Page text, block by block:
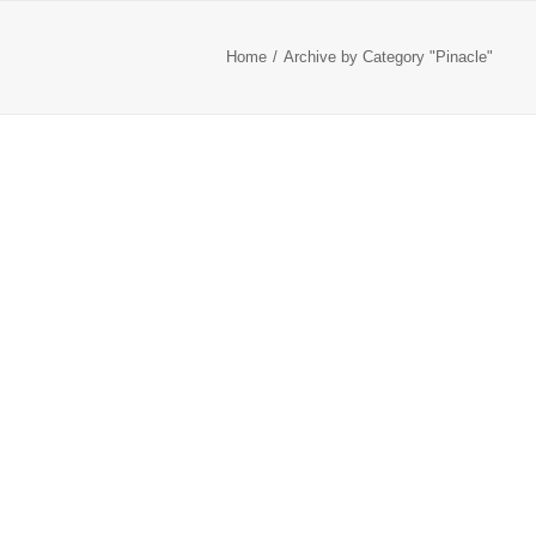
Home Archive by Category "Pinacle"